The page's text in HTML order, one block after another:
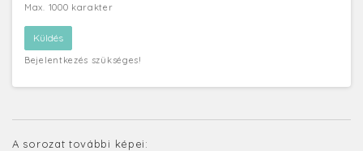
Max. 1000 karakter
Bejelentkezés szükséges!
A sorozat további képei: